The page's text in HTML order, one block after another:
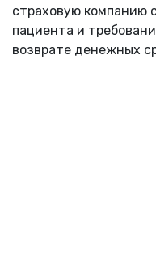
страховую компанию
пациента и
возврате денежных